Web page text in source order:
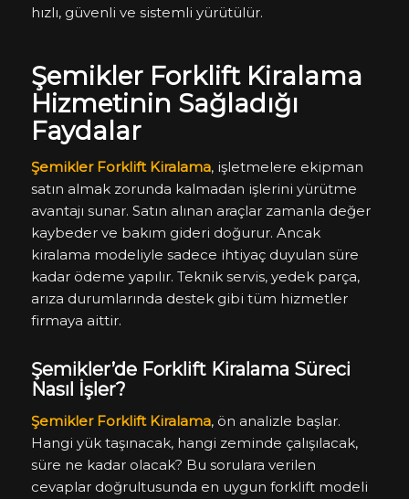
hızlı, güvenli ve sistemli yürütülür.
Şemikler Forklift Kiralama
Hizmetinin Sağladığı
Faydalar
Şemikler Forklift Kiralama, işletmelere ekipman
satın almak zorunda kalmadan işlerini yürütme
avantajı sunar. Satın alınan araçlar zamanla değer
kaybeder ve bakım gideri doğurur. Ancak
kiralama modeliyle sadece ihtiyaç duyulan süre
kadar ödeme yapılır. Teknik servis, yedek parça,
arıza durumlarında destek gibi tüm hizmetler
firmaya aittir.
Şemikler’de Forklift Kiralama Süreci
Nasıl İşler?
Şemikler Forklift Kiralama, ön analizle başlar.
Hangi yük taşınacak, hangi zeminde çalışılacak,
süre ne kadar olacak? Bu sorulara verilen
cevaplar doğrultusunda en uygun forklift modeli